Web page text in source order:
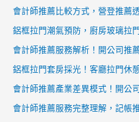
會計師推薦比較方式，營登推薦
鋁框拉門潮氣預防，廚房玻璃拉
會計師推薦服務解析！開公司推
鋁框拉門套房採光！客廳拉門休
會計師推薦產業差異模式！開公
會計師推薦服務完整理解，記帳